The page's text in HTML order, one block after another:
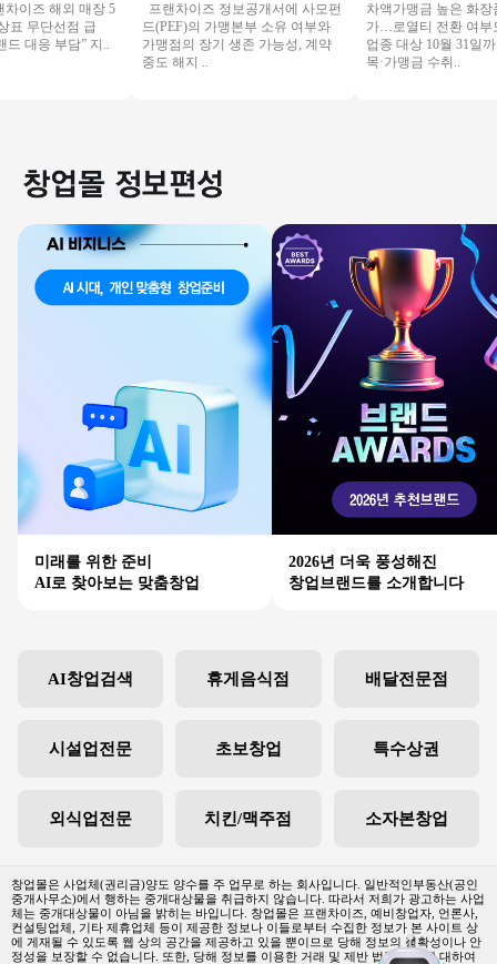
즈 해외 매장 5
무단선점 급
응 부담” 지..
프랜차이즈 정보공개서에 사모펀
드(PEF)의 가맹본부 소유 여부와
가맹점의 장기 생존 가능성, 계약
중도 해지 ..
차액가맹금 높은 화장품
가…로열티 전환 여부도
업종 대상 10월 31일까
목·가맹금 수취..
미래를 위한 준비
AI로 찾아보는 맞춤창업
2026년 더욱 풍성해진
창업브랜드를 소개합니다
AI창업검색 휴게음식점 배달전문점
시설업전문 초보창업 특수상권
외식업전문 치킨/맥주점 소자본창업
창업몰은 사업체(권리금)양도 양수를 주 업무로 하는 회사입니다. 일반적인부동산(공인
중개사무소)에서 행하는 중개대상물을 취급하지 않습니다. 따라서 저희가 광고하는 사업
체는 중개대상물이 아님을 밝히는 바입니다. 창업몰은 프랜차이즈, 예비창업자, 언론사,
컨설팅업체, 기타 제휴업체 등이 제공한 정보나 이들로부터 수집한 정보가 본 사이트 상
에 게재될 수 있도록 웹 상의 공간을 제공하고 있을 뿐이므로 당해 정보의 정확성이나 안
정성을 보장할 수 없습니다. 또한, 당해 정보를 이용한 거래 및 제반 법적 문제에 대하여